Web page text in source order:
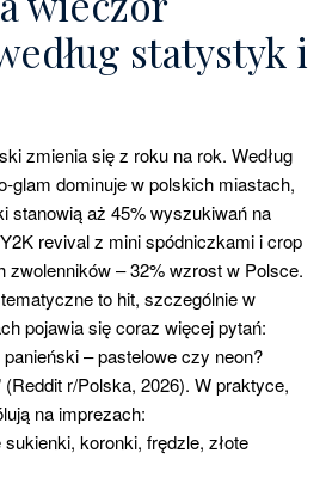
statystyk i
zmienia się z roku na rok. Według
glam dominuje w polskich miastach,
stanowią aż 45% wyszukiwań na
revival z mini spódniczkami i crop
zwolenników – 32% wzrost w Polsce.
to hit, szczególnie w
pojawia się coraz więcej pytań:
– pastelowe czy neon?
r/Polska, 2026). W praktyce,
na imprezach:
koronki, frędzle, złote